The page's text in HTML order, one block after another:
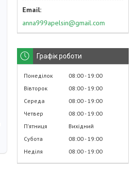
anna999apelsin@gmail.com
Графік роботи
Понеділок 08:00 19:00
Вівторок
08:00 19:00
Середа
08:00 19:00
Четвер
08:00 19:00
Пʼятниця
Вихідний
Субота
08:00 19:00
Неділя
08:00 19:00